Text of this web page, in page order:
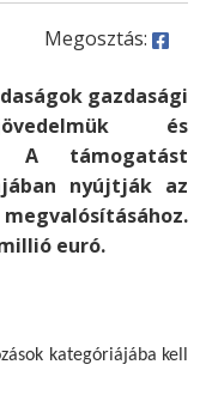
Megosztás:
gazdasági
és
A támogatást
nyújtják az
euró.
kategóriájába kell